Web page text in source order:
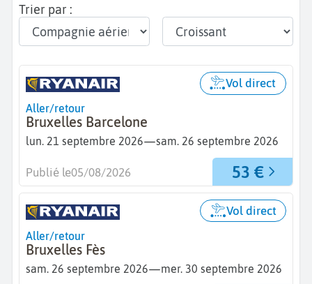
Trier par :
Aller/retour
Bruxelles Barcelone
lun. 21 septembre 2026—sam. 26 septembre 2026
Vol direct
53 €
Publié le05/08/2026
Aller/retour
Bruxelles Fès
sam. 26 septembre 2026—mer. 30 septembre 2026
Vol direct